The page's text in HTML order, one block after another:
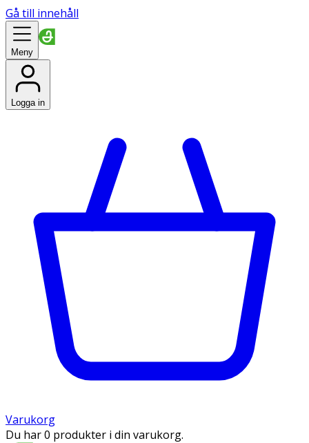
Gå till innehåll
Meny
Logga in
Varukorg
Du har 0 produkter i din varukorg.